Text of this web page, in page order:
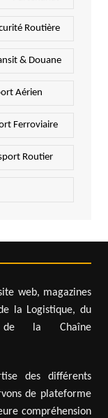
Routière
& Douane
Aérien
Ferroviaire
Routier
web, magazines
la Logistique, du
de la Chaîne
des différents
de plateforme
compréhension